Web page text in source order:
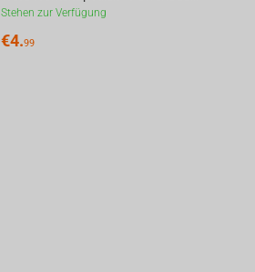
Stehen zur Verfügung
€4.99